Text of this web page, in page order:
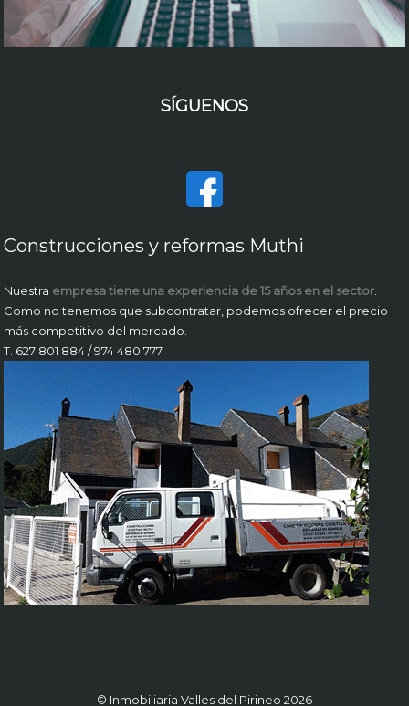
SÍGUENOS
Construcciones y reformas Muthi
Nuestra empresa tiene una experiencia de 15 años en el sector.
Como no tenemos que subcontratar, podemos ofrecer el precio
más competitivo del mercado.
T. 627 801 884 / 974 480 777
© Inmobiliaria Valles del Pirineo 2026